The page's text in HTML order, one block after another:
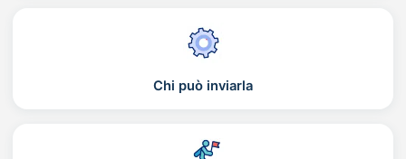
Chi può inviarla